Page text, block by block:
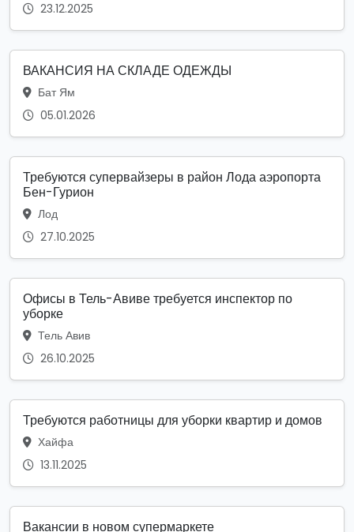
23.12.2025
ВАКАНСИЯ НА СКЛАДЕ ОДЕЖДЫ
Бат Ям
05.01.2026
Требуются супервайзеры в район Лода аэропорта
Бен-Гурион
Лод
27.10.2025
Офисы в Тель-Авиве требуется инспектор по
уборке
Тель Авив
26.10.2025
Требуются работницы для уборки квартир и домов
Хайфа
13.11.2025
Вакансии в новом супермаркете